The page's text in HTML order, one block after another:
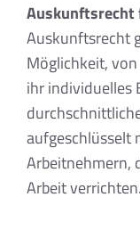
Auskunftsrecht
Auskunftsrecht
Möglichkeit,
ihr individuelles
aufgeschlüsselt
Arbeitnehmern,
Arbeit verrichten.